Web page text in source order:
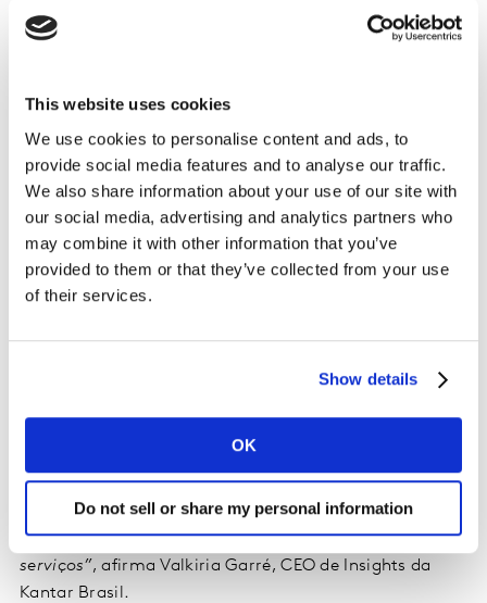
This website uses cookies
We use cookies to personalise content and ads, to
provide social media features and to analyse our traffic.
We also share information about your use of our site with
our social media, advertising and analytics partners who
may combine it with other information that you’ve
provided to them or that they’ve collected from your use
of their services.
Show details
OK
Do not sell or share my personal information
Para a maioria, cuidar mais de si mesmo (higiene,
adquirido durante a quarentena que deve ser mantido.
“A necessidade de inovação nunca foi tão relevante
para um cenário de recuperação pós-pandemia. As
empresas precisam estar atentas a esses novos hábitos
para acompanhá-los com novas soluções, produtos e
serviços”, afirma Valkiria Garré, CEO de Insights da
Kantar Brasil.